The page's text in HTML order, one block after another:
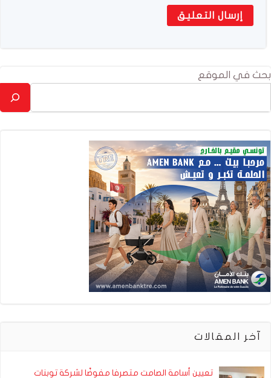
بحث في الموقع
آخر المقالات
تعيين أسامة الصامت متصرفا مفوضًا لشركة توبنات